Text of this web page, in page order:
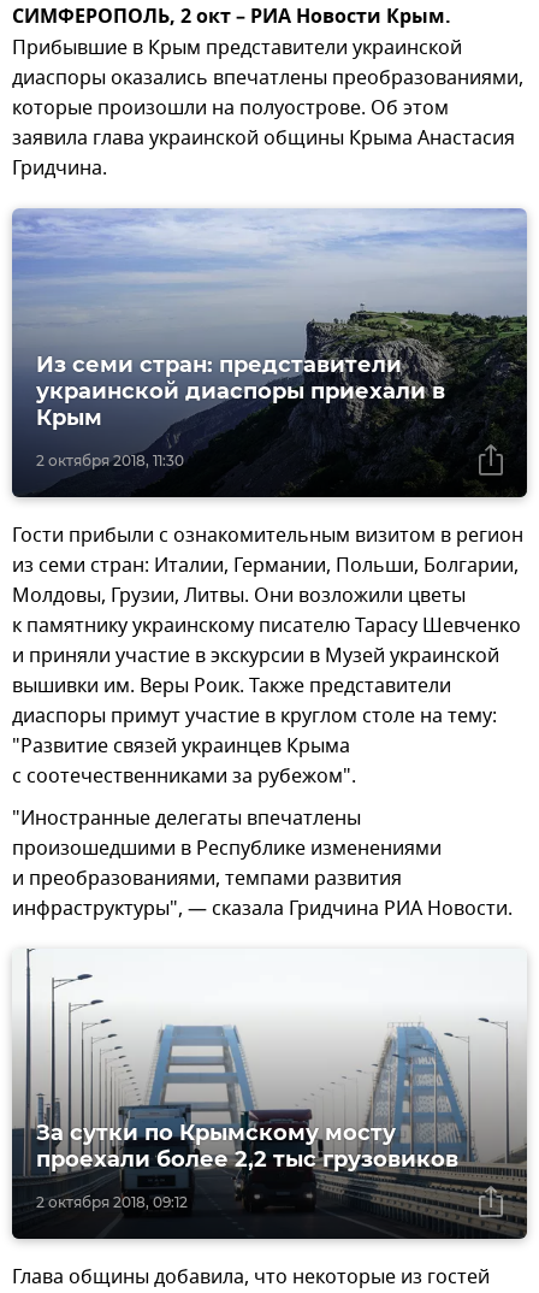
СИМФЕРОПОЛЬ, 2 окт – РИА Новости Крым.
Прибывшие в Крым представители украинской
диаспоры оказались впечатлены преобразованиями,
которые произошли на полуострове. Об этом
заявила глава украинской общины Крыма Анастасия
Гридчина.
2 октября 2018, 11:30
Из семи стран: представители
украинской диаспоры приехали в
Крым
Гости прибыли с ознакомительным визитом в регион
из семи стран: Италии, Германии, Польши, Болгарии,
Молдовы, Грузии, Литвы. Они возложили цветы
к памятнику украинскому писателю Тарасу Шевченко
и приняли участие в экскурсии в Музей украинской
вышивки им. Веры Роик. Также представители
диаспоры примут участие в круглом столе на тему:
"Развитие связей украинцев Крыма
с соотечественниками за рубежом".
"Иностранные делегаты впечатлены
произошедшими в Республике изменениями
и преобразованиями, темпами развития
инфраструктуры", — сказала Гридчина РИА Новости.
2 октября 2018, 09:12
За сутки по Крымскому мосту
проехали более 2,2 тыс грузовиков
Глава общины добавила, что некоторые из гостей